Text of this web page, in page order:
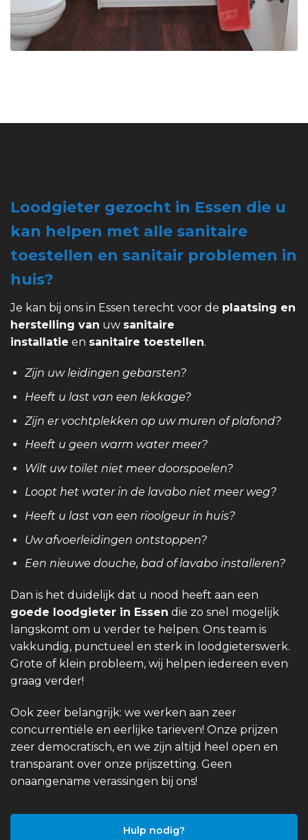
Loodgieter gezocht in Essen die u
kan helpen met alle sanitaire
toestellen en sanitair problemen in
huis?
Je kan bij ons in Essen terecht voor de plaatsing en
herstelling van uw sanitaire
installatie en sanitaire toestellen.
Zijn uw leidingen gebarsten?
Heeft u last van een lekkage?
Zijn er vochtplekken op uw muren of plafond?
Heeft u geen warm water meer?
Wilt uw toilet niet meer doorspoelen?
Loopt het water in de lavabo niet meer weg?
Heeft u last van een rioolgeur in huis?
Uw afvoerleidingen ontstoppen?
Een nieuwe douche, bad of lavabo installeren?
Dan is het duidelijk dat u nood heeft aan een
goede loodgieter in Essen die zo snel mogelijk
langskomt om u verder te helpen. Ons team is
vakkundig, punctueel en sterk in loodgieterswerk.
Grote of klein probleem, wij helpen iedereen even
graag verder!
Ook zeer belangrijk: we werken aan zeer
concurrentiële en eerlijke tarieven! Onze prijzen
zeer democratisch, en we zijn altijd heel open en
transparant over onze prijszetting. Geen
onaangename verassingen bij ons!
Hulp nodig?